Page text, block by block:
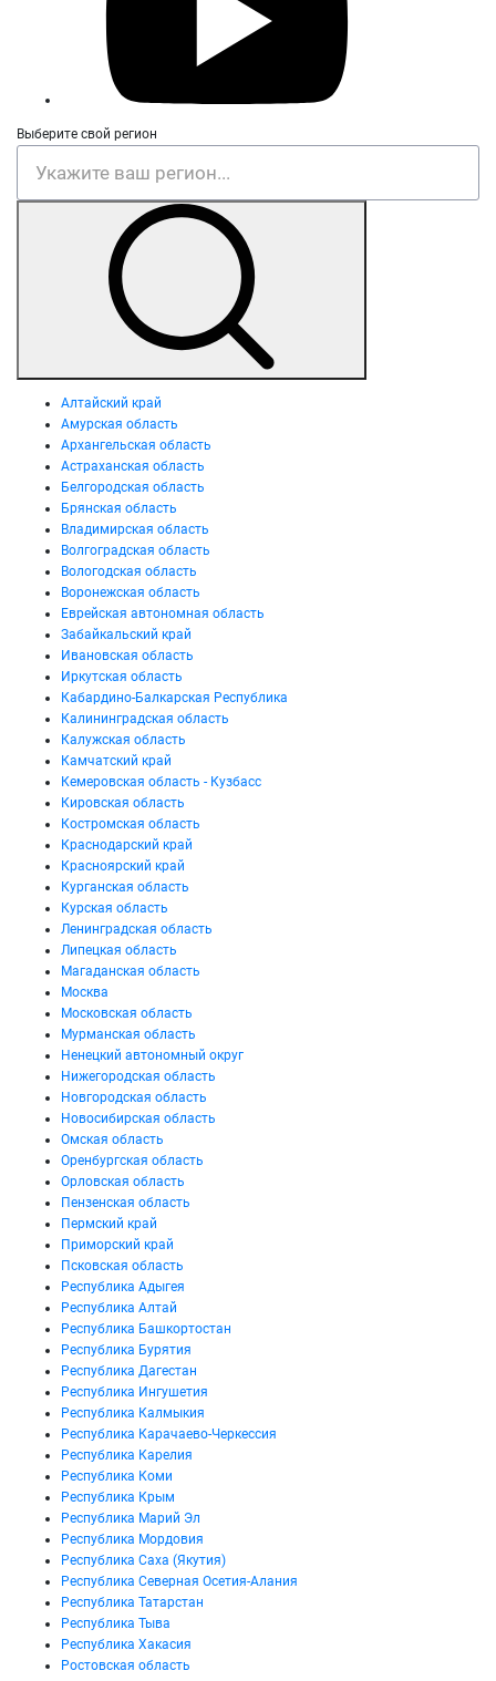
Выберите свой регион
Алтайский край
Амурская область
Архангельская область
Астраханская область
Белгородская область
Брянская область
Владимирская область
Волгоградская область
Вологодская область
Воронежская область
Еврейская автономная область
Забайкальский край
Ивановская область
Иркутская область
Кабардино-Балкарская Республика
Калининградская область
Калужская область
Камчатский край
Кемеровская область - Кузбасс
Кировская область
Костромская область
Краснодарский край
Красноярский край
Курганская область
Курская область
Ленинградская область
Липецкая область
Магаданская область
Москва
Московская область
Мурманская область
Ненецкий автономный округ
Нижегородская область
Новгородская область
Новосибирская область
Омская область
Оренбургская область
Орловская область
Пензенская область
Пермский край
Приморский край
Псковская область
Республика Адыгея
Республика Алтай
Республика Башкортостан
Республика Бурятия
Республика Дагестан
Республика Ингушетия
Республика Калмыкия
Республика Карачаево-Черкессия
Республика Карелия
Республика Коми
Республика Крым
Республика Марий Эл
Республика Мордовия
Республика Саха (Якутия)
Республика Северная Осетия-Алания
Республика Татарстан
Республика Тыва
Республика Хакасия
Ростовская область